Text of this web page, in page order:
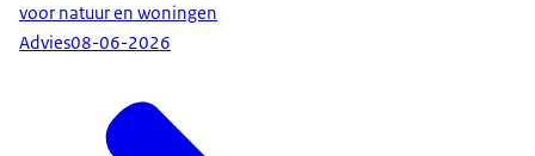
voor natuur en woningen
Advies08-06-2026